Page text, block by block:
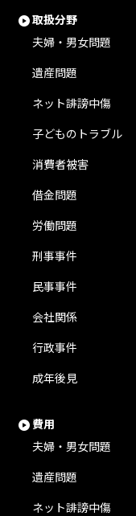
取扱分野
夫婦・男女問題
遺産問題
ネット誹謗中傷
子どものトラブル
消費者被害
借金問題
労働問題
刑事事件
民事事件
会社関係
行政事件
成年後見
費用
夫婦・男女問題
遺産問題
ネット誹謗中傷